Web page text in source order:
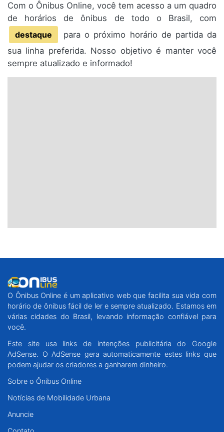
Com o Ônibus Online, você tem acesso a um quadro
de horários de ônibus de todo o Brasil, com
destaque
para o próximo horário de partida da
sua linha preferida. Nosso objetivo é manter você
sempre atualizado e informado!
O Ônibus Online é um aplicativo web que facilita sua vida com
horário de ônibus fácil de ler e sempre atualizado. Estamos em
várias cidades do Brasil, levando informação confiável para
você.
Este site usa links de intenções publicitária do Google
AdSense. O AdSense gera automaticamente estes links que
podem ajudar os criadores a ganharem dinheiro.
Sobre o Ônibus Online
Notícias de Mobilidade Urbana
Anuncie